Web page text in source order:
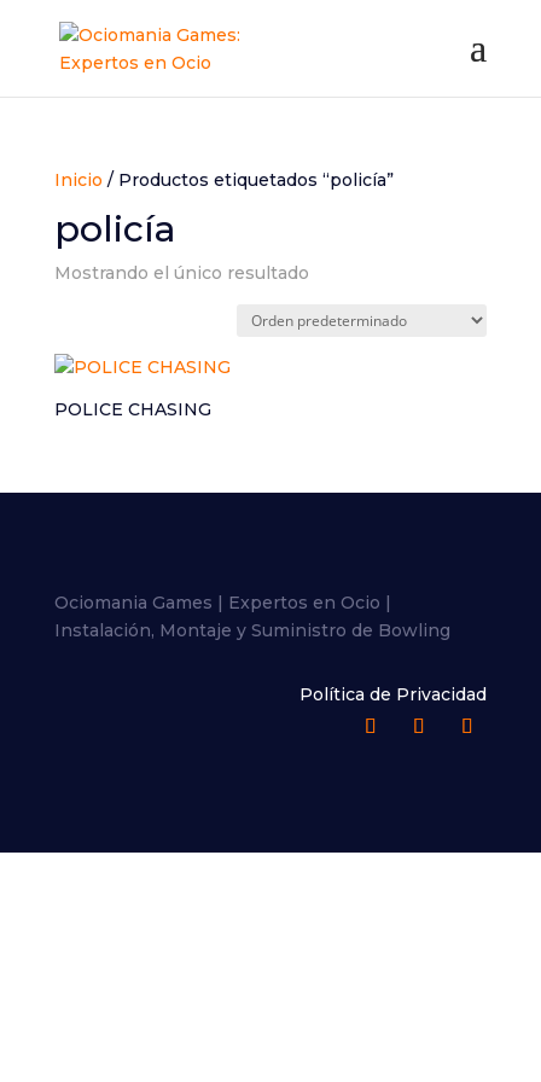
Inicio / Productos etiquetados “policía”
policía
Mostrando el único resultado
POLICE CHASING
Ociomania Games | Expertos en Ocio |
Instalación, Montaje y Suministro de Bowling
Política de Privacidad